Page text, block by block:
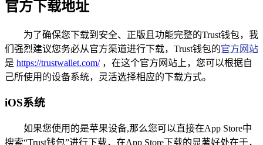
官方下载地址
为了确保您下载到安全、正版且功能完整的Trust钱包，我
们强烈建议您务必从官方渠道进行下载，Trust钱包的官方网站
是 https://trustwallet.com/，在这个官方网站上，您可以根据自
己所使用的设备系统，灵活选择相应的下载方式。
iOS系统
如果您使用的是苹果设备,那么您可以直接在App Store中
搜索“Trust钱包”进行下载，在App Store下载的显著好处在于，